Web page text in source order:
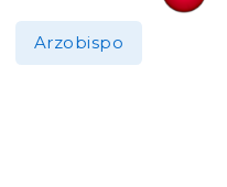
Arzobispo